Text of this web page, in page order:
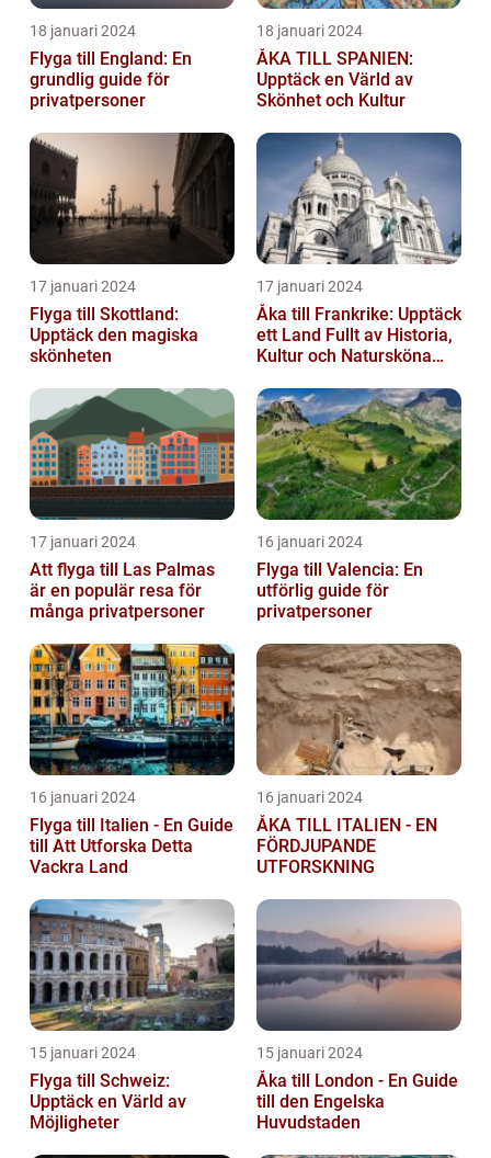
18 januari 2024
Flyga till England: En
grundlig guide för
privatpersoner
18 januari 2024
ÅKA TILL SPANIEN:
Upptäck en Värld av
Skönhet och Kultur
17 januari 2024
Flyga till Skottland:
Upptäck den magiska
skönheten
17 januari 2024
Åka till Frankrike: Upptäck
ett Land Fullt av Historia,
Kultur och Natursköna
17 januari 2024
Att flyga till Las Palmas
är en populär resa för
många privatpersoner
16 januari 2024
Flyga till Valencia: En
utförlig guide för
privatpersoner
16 januari 2024
Flyga till Italien - En Guide
till Att Utforska Detta
Vackra Land
16 januari 2024
ÅKA TILL ITALIEN - EN
FÖRDJUPANDE
UTFORSKNING
15 januari 2024
Flyga till Schweiz:
Upptäck en Värld av
Möjligheter
15 januari 2024
Åka till London - En Guide
till den Engelska
Huvudstaden